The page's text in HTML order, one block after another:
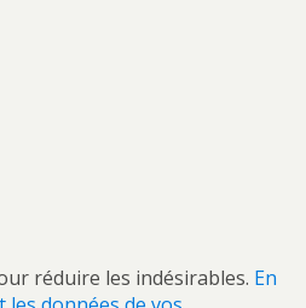
réduire les indésirables. En